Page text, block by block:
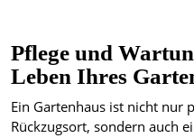
Pflege und
Leben Ihres
Ein Gartenhaus ist nicht nur
Rückzugsort, sondern auch